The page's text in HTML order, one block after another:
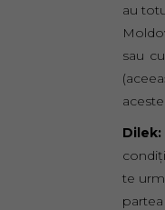
au
sau cu
Dilek:
te